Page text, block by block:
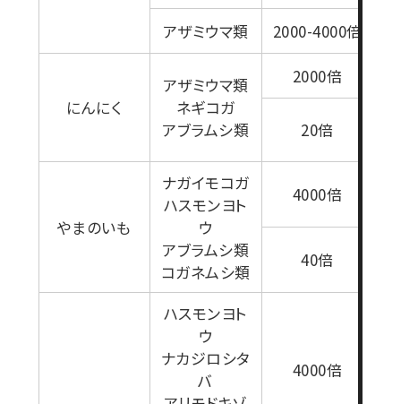
アザミウマ類 2000-4000倍
にんにく
アザミウマ類
ネギコガ
アブラムシ類
2000倍
20倍
やまのいも
ナガイモコガ
ハスモンヨト
ウ
アブラムシ類
コガネムシ類
4000倍
40倍
ハスモンヨト
ウ
ナカジロシタ
バ
4000倍